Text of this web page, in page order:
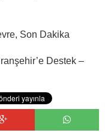
Son Dakika
Destek –